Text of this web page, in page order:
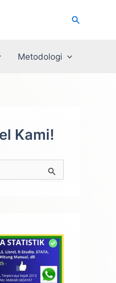
Cari
Metodologi
Kami!